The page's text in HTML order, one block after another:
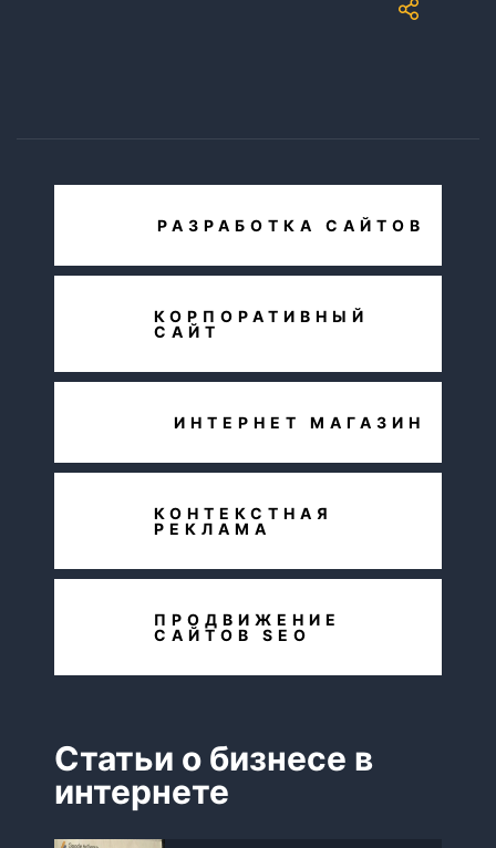
РАЗРАБОТКА САЙТОВ
КОРПОРАТИВНЫЙ
САЙТ
ИНТЕРНЕТ МАГАЗИН
КОНТЕКСТНАЯ
РЕКЛАМА
ПРОДВИЖЕНИЕ
САЙТОВ SEO
Статьи о бизнесе в
интернете